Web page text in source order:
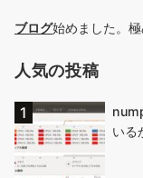
ブログ始めました。
人気の投稿
いる